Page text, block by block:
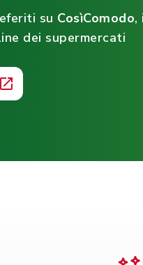
su CosìComodo,
dei supermercati